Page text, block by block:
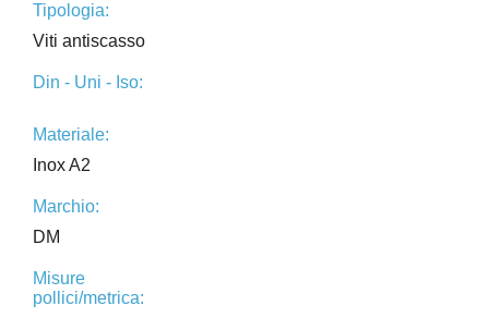
Tipologia:
Viti antiscasso
Din - Uni - Iso:
Materiale:
Inox A2
Marchio:
DM
Misure
pollici/metrica: